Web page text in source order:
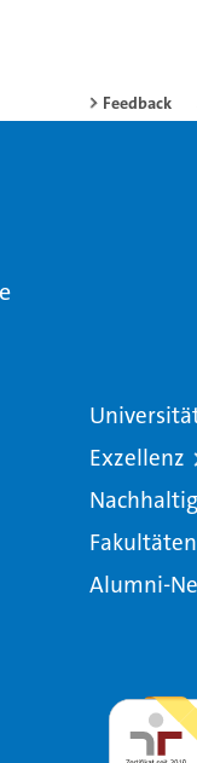
Feedback
Exzellenz
Fakultäten
Alumni-